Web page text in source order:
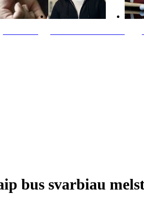
bus svarbiau